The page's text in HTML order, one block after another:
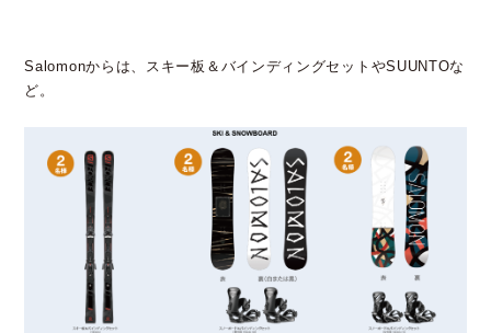
Salomonからは、スキー板＆バインディングセットやSUUNTOな
ど。